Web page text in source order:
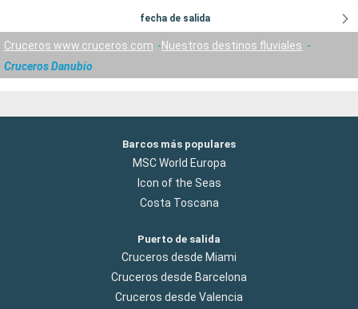
fecha de salida
Cruceros www.cruceros.com
Nuestros destinos fluviales
Cruceros Danubio
Barcos más populares
MSC World Europa
Icon of the Seas
Costa Toscana
Puerto de salida
Cruceros desde Miami
Cruceros desde Barcelona
Cruceros desde Valencia